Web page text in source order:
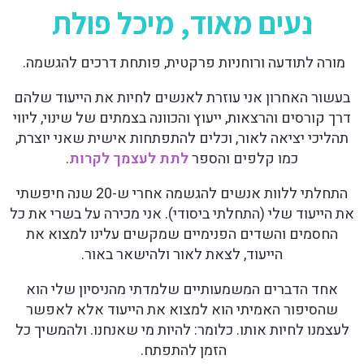
נעים מאוד, מיכל פולת
מורה לתודעה ורוחניות פרקטית, פותחת דרכים להגשמה.
בעשור האחרון אני עוזרת לאנשים לחיות את הייעוד שלהם
דרך קורסים והרצאות, ייעוץ והכוונה בצמתים של שינוי, ליווי
תהליכי יציאה לאור, וכלים להתפתחות אישית שאני יוצרת,
כמו קלפים והספרלתת לעצמך לקרות.
התחלתי ללוות אנשים להגשמה אחרי ש-20 שנה חיפשתי
את הייעוד שלי (התחלתי ביסודי). אני מכירה על בשרי את כל
החסמים והשדים הפנימיים שמקשים עלינו למצוא את
הייעוד, לצאת לאור ולהישאר באור.
אחד הדברים המשמעותיים שלמדתי מהניסיון שלי הוא
שהסיפור האמיתי הוא למצוא את הייעוד אלא לאפשר
לעצמנו לחיות אותו. כלומר: להיות מי שאנחנו. ולהמשיך כל
הזמן להתפתח.